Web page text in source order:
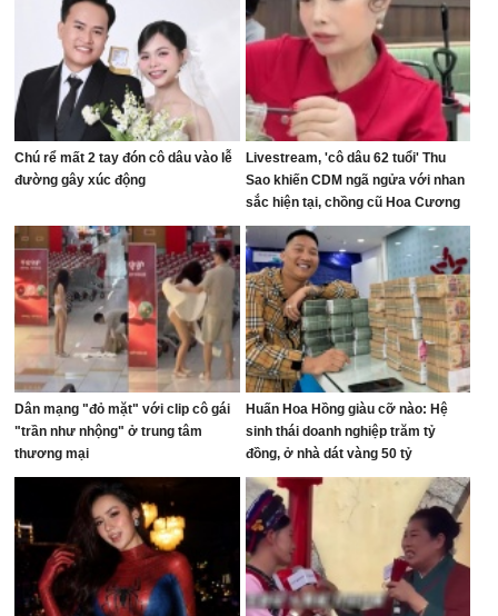
Chú rể mất 2 tay đón cô dâu vào lễ
đường gây xúc động
Livestream, 'cô dâu 62 tuổi' Thu
Sao khiến CDM ngã ngửa với nhan
sắc hiện tại, chồng cũ Hoa Cương
bị réo tên
Dân mạng "đỏ mặt" với clip cô gái
"trần như nhộng" ở trung tâm
thương mại
Huấn Hoa Hồng giàu cỡ nào: Hệ
sinh thái doanh nghiệp trăm tỷ
đồng, ở nhà dát vàng 50 tỷ